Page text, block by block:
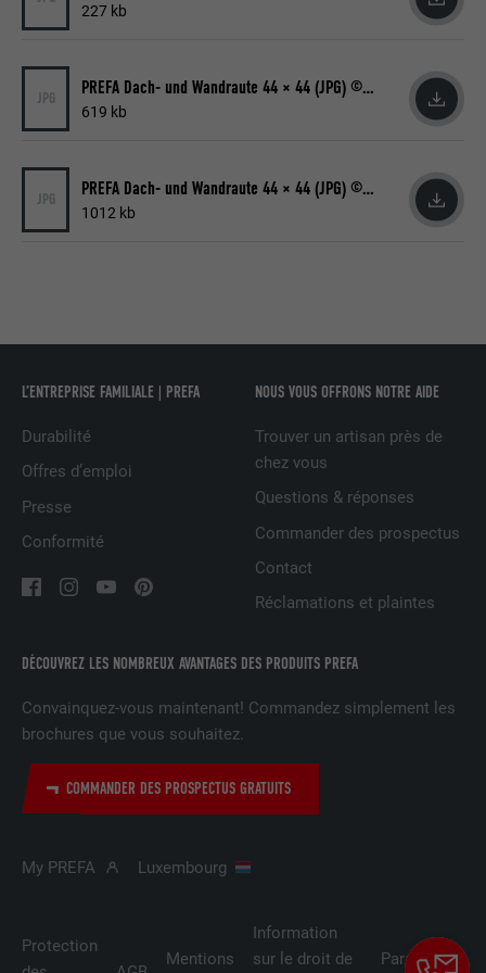
227 kb
JPG PREFA Dach- und Wandraute 44 × 44 (JPG) © PREFA | Croce & Wir
619 kb
JPG PREFA Dach- und Wandraute 44 × 44 (JPG) © PREFA | Croce & Wir
1012 kb
DÉCOUVREZ LES NOMBREUX AVANTAGES DES PRODUITS PREFA
Convainquez-vous maintenant! Commandez simplement les
brochures que vous souhaitez.
COMMANDER DES PROSPECTUS GRATUITS
L’ENTREPRISE FAMILIALE | PREFA
Durabilité
Offres d’emploi
Presse
Conformité
NOUS VOUS OFFRONS NOTRE AIDE
Trouver un artisan près de
chez vous
Questions & réponses
Commander des prospectus
Contact
Réclamations et plaintes
My PREFA Luxembourg
Protection
Mentions
Information
sur le droit de
Paramètres
FOURNISSEUR
EXPIRATION
Utilisé par le service de réseau social
services intégrés
NOM UserMatchHistory
Est utilisé pour suivre l'utilisateur sur
la publicité adaptée aux préférences de
l'utilisateur.
Utilisé par le service de réseau social